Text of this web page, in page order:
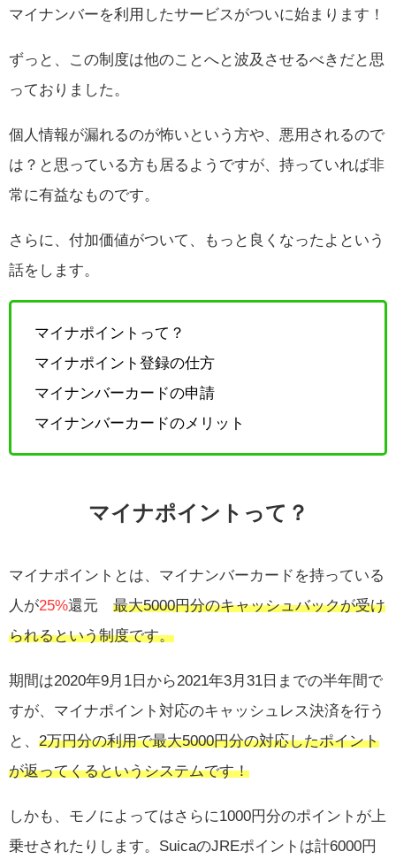
マイナンバーを利用したサービスがついに始まります！
ずっと、この制度は他のことへと波及させるべきだと思
っておりました。
個人情報が漏れるのが怖いという方や、悪用されるので
は？と思っている方も居るようですが、持っていれば非
常に有益なものです。
さらに、付加価値がついて、もっと良くなったよという
話をします。
マイナポイントって？
マイナポイント登録の仕方
マイナンバーカードの申請
マイナンバーカードのメリット
マイナポイントって？
マイナポイントとは、マイナンバーカードを持っている
人が25%還元 最大5000円分のキャッシュバックが受け
られるという制度です。
期間は2020年9月1日から2021年3月31日までの半年間で
すが、マイナポイント対応のキャッシュレス決済を行う
と、 2万円分の利用で最大5000円分の対応したポイント
が返ってくるというシステムです！
しかも、モノによってはさらに1000円分のポイントが上
乗せされたりします。SuicaのJREポイントは計6000円